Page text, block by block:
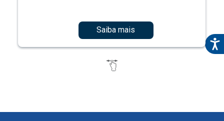
Saiba mais